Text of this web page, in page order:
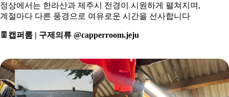
정상에서는 한라산과 제주시 전경이 시원하게 펼쳐지며,
계절마다 다른 풍경으로 여유로운 시간을 선사합니다
👖 캡퍼룸 | 구제의류 @capperroom.jeju